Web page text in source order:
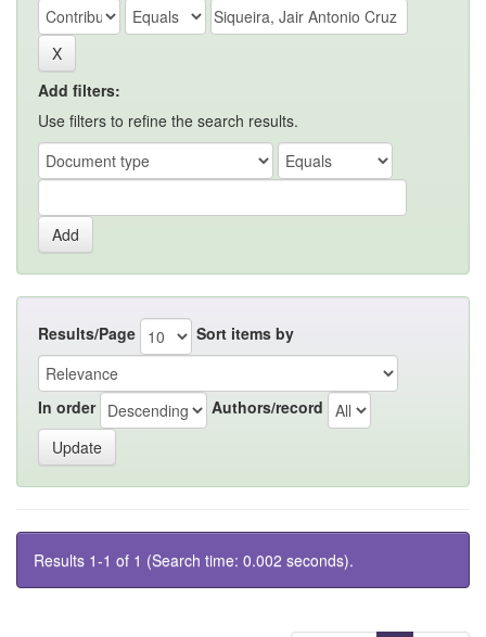
Add filters:
Use filters to refine the search results.
Results/Page Sort items by
In order Authors/record
Results 1-1 of 1 (Search time: 0.002 seconds).